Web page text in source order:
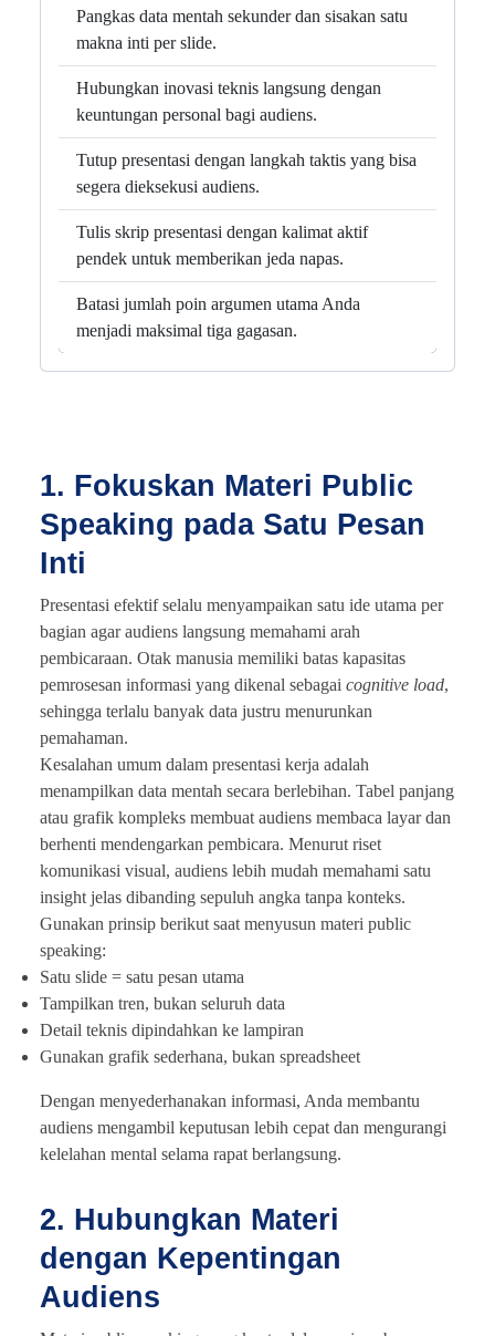
Pangkas data mentah sekunder dan sisakan satu
makna inti per slide.
Hubungkan inovasi teknis langsung dengan
keuntungan personal bagi audiens.
Tutup presentasi dengan langkah taktis yang bisa
segera dieksekusi audiens.
Tulis skrip presentasi dengan kalimat aktif
pendek untuk memberikan jeda napas.
Batasi jumlah poin argumen utama Anda
menjadi maksimal tiga gagasan.
1. Fokuskan Materi Public
Speaking pada Satu Pesan
Inti
Presentasi efektif selalu menyampaikan satu ide utama per
bagian agar audiens langsung memahami arah
pembicaraan. Otak manusia memiliki batas kapasitas
pemrosesan informasi yang dikenal sebagai cognitive load,
sehingga terlalu banyak data justru menurunkan
pemahaman.
Kesalahan umum dalam presentasi kerja adalah
menampilkan data mentah secara berlebihan. Tabel panjang
atau grafik kompleks membuat audiens membaca layar dan
berhenti mendengarkan pembicara. Menurut riset
komunikasi visual, audiens lebih mudah memahami satu
insight jelas dibanding sepuluh angka tanpa konteks.
Gunakan prinsip berikut saat menyusun materi public
speaking:
Satu slide = satu pesan utama
Tampilkan tren, bukan seluruh data
Detail teknis dipindahkan ke lampiran
Gunakan grafik sederhana, bukan spreadsheet
Dengan menyederhanakan informasi, Anda membantu
audiens mengambil keputusan lebih cepat dan mengurangi
kelelahan mental selama rapat berlangsung.
2. Hubungkan Materi
dengan Kepentingan
Audiens